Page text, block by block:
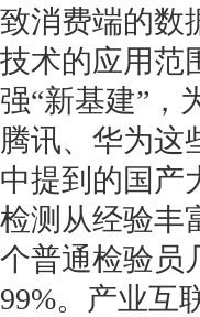
致消费端的数
技术的应用范
强“新基建”，
腾讯、华为这
中提到的国产
检测从经验丰
个普通检验员
99%。产业互